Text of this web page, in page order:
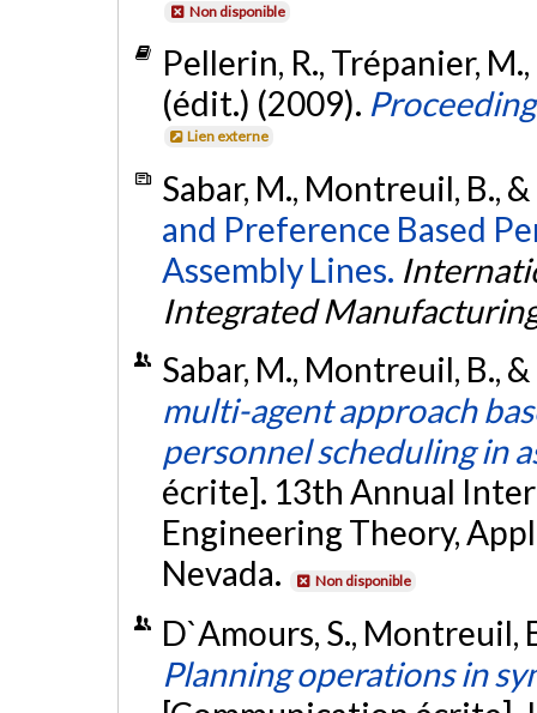
Non disponible
Pellerin, R., Trépanier,
(édit.) (2009).
Lien externe
Sabar, M., Montreuil, B.,
and Preference Based
Assembly Lines.
Integrated
Sabar, M., Montreuil, B.,
multi-agent approach
personnel scheduling in
écrite]. 13th Annual
Engineering Theory,
Nevada.
Non disponible
D`Amours, S., Montreuil,
Planning operations in